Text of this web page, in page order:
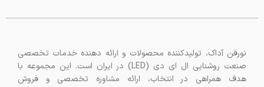
نورفن آداک، تولیدکننده محصولات و ارائه دهنده خدمات تخصصی
صنعت روشنایی ال ای دی (LED) در ایران است. این مجموعه با
هدف همراهی در انتخاب، ارائه مشاوره تخصصی و فروش